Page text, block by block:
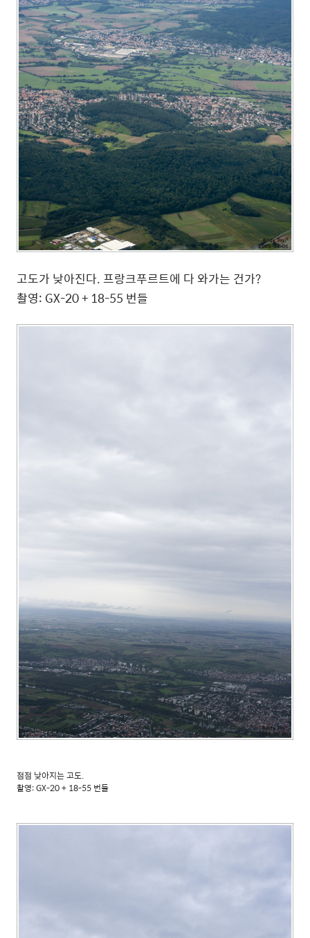
고도가 낮아진다. 프랑크푸르트에 다 와가는 건가?
촬영: GX-20 + 18-55 번들
점점 낮아지는 고도.
촬영: GX-20 + 18-55 번들